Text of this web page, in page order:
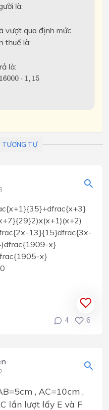
là:
vượt qua định mức
thuế là:
là:
⋅ 1, 15
1, 15=
TƯƠNG TỰ
13}{15}dfrac{3x-
x}
x}
4 6
, AC=10cm ,
lần lượt lấy E và F